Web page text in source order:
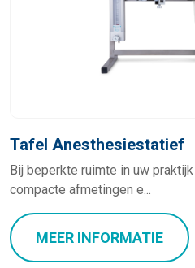
Tafel Anesthesiestatief
Bij beperkte ruimte in uw
compacte afmetingen e...
MEER INFORMATIE